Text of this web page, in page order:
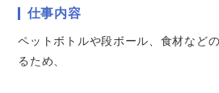
★軽作業
★アクティブワーク
★かんたん事務作業
仕事内容
ペットボトルや段ボール、食材など
るため、